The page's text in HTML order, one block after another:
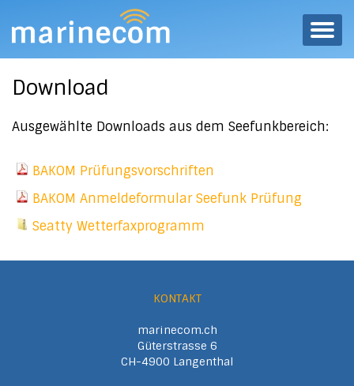
Download
Ausgewählte Downloads aus dem Seefunkbereich:
BAKOM Prüfungsvorschriften
BAKOM Anmeldeformular Seefunk Prüfung
Seatty Wetterfaxprogramm
KONTAKT
marinecom.ch
Güterstrasse 6
CH-4900 Langenthal